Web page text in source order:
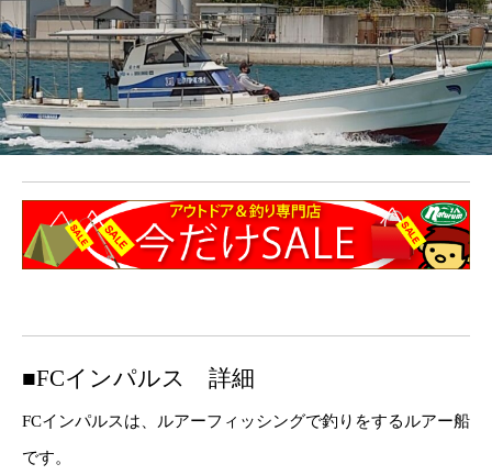
■FCインパルス 詳細
FCインパルスは、ルアーフィッシングで釣りをするルアー船
です。